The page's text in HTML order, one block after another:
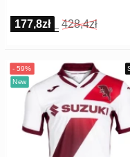
177,8zł 428,4zł